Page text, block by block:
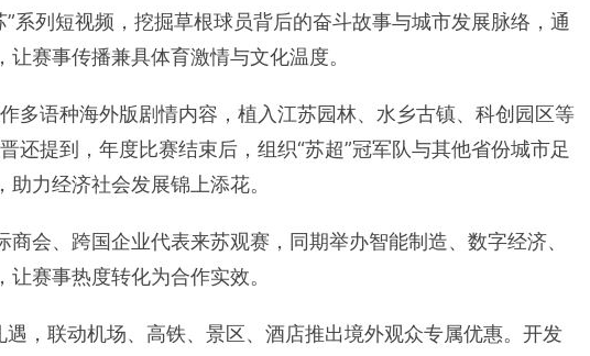
”系列短视频，挖掘草根球员背后的奋斗故事与城市发展脉络，通
赛事传播兼具体育激情与文化温度。
多语种海外版剧情内容，植入江苏园林、水乡古镇、科创园区等
还提到，年度比赛结束后，组织“苏超”冠军队与其他省份城市足
力经济社会发展锦上添花。
会、跨国企业代表来苏观赛，同期举办智能制造、数字经济、
赛事热度转化为合作实效。
遇，联动机场、高铁、景区、酒店推出境外观众专属优惠。开发